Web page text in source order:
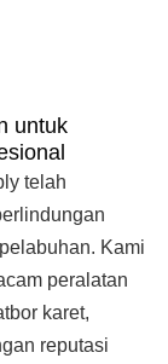
untuk
telah
Kami
peralatan
karet,
reputasi